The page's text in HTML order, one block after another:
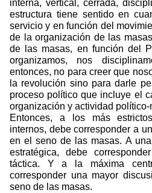
interna, vertical, cerrada,
estructura tiene sentido en
servicio y en función del
de la organización de las
de las masas, en función del
organizamos, nos
entonces, no para creer que
la revolución sino para darle
proceso político que incluye el
organización y actividad
Entonces, a los más
internos, debe corresponder a
en el seno de las masas. A
estratégica, debe
táctica. Y a la máxima
corresponder una mayor
seno de las masas.